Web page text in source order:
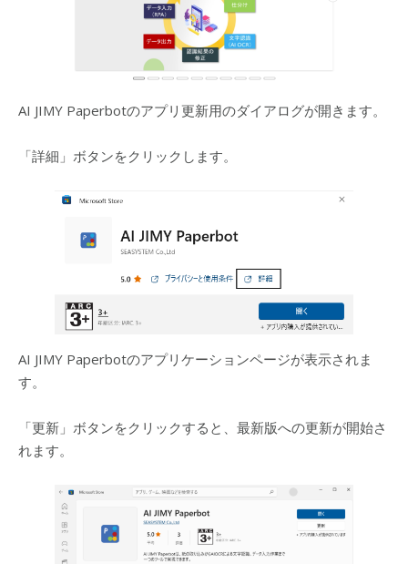
AI JIMY Paperbotのアプリ更新用のダイアログが開きます。
「詳細」ボタンをクリックします。
AI JIMY Paperbotのアプリケーションページが表示されま
す。
「更新」ボタンをクリックすると、最新版への更新が開始さ
れます。